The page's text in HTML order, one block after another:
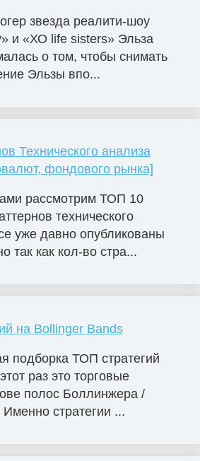
звезда реалити-шоу
и «ХО life sisters» Эльза
о том, чтобы снимать
Эльзы впо...
Технического анализа
фондового рынка]
рассмотрим ТОП 10
технического
уже давно опубликованы
так как кол-во стра...
на Bollinger Bands
подборка ТОП стратегий
раз это торговые
полос Боллинжера /
стратегии ...